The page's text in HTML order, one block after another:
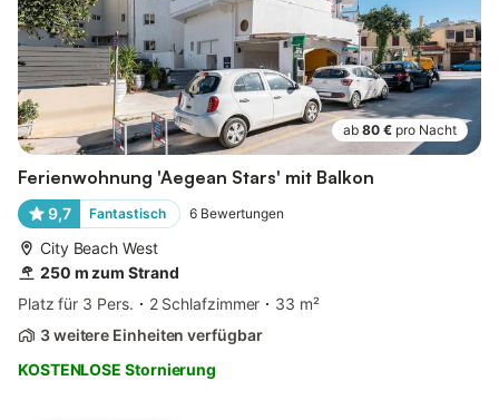
ab 80 € pro Nacht
Ferienwohnung 'Aegean Stars' mit Balkon
9,7 Fantastisch 6 Bewertungen
City Beach West
250 m zum Strand
Platz für 3 Pers.
2 Schlafzimmer
33 m²
3 weitere Einheiten verfügbar
KOSTENLOSE Stornierung